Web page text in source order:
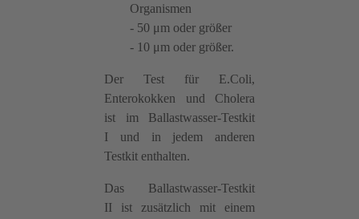
Organismen
- 50 μm oder größer
- 10 μm oder größer.
Der Test für E.Coli,
Enterokokken und Cholera
ist im Ballastwasser-Testkit
I und in jedem anderen
Testkit enthalten.
Das Ballastwasser-Testkit
II ist zusätzlich mit einem